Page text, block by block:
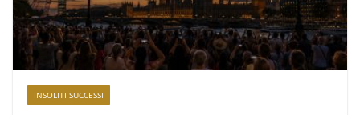
INSOLITI SUCCESSI